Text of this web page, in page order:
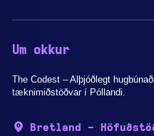
Um okkur
The Codest – Alþjóðlegt
tæknimiðstöðvar í Póllandi.
Bretland -